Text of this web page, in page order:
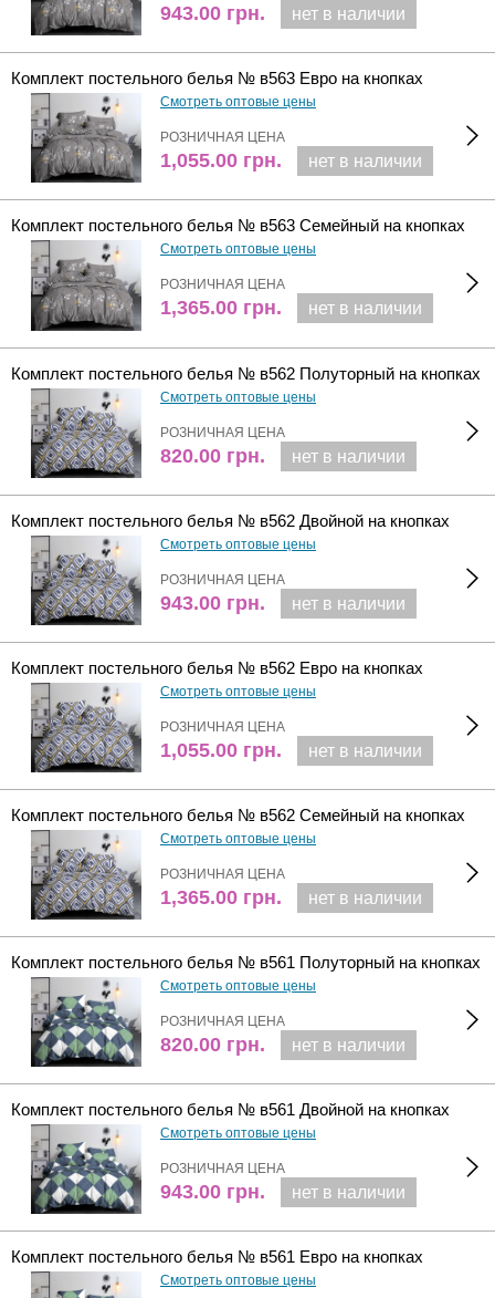
943.00 грн. нет в наличии
Комплект постельного белья № в563 Евро на кнопках
Смотреть оптовые цены
РОЗНИЧНАЯ ЦЕНА
1,055.00 грн. нет в наличии
Комплект постельного белья № в563 Семейный на кнопках
Смотреть оптовые цены
РОЗНИЧНАЯ ЦЕНА
1,365.00 грн. нет в наличии
Комплект постельного белья № в562 Полуторный на кнопках
Смотреть оптовые цены
РОЗНИЧНАЯ ЦЕНА
820.00 грн. нет в наличии
Комплект постельного белья № в562 Двойной на кнопках
Смотреть оптовые цены
РОЗНИЧНАЯ ЦЕНА
943.00 грн. нет в наличии
Комплект постельного белья № в562 Евро на кнопках
Смотреть оптовые цены
РОЗНИЧНАЯ ЦЕНА
1,055.00 грн. нет в наличии
Комплект постельного белья № в562 Семейный на кнопках
Смотреть оптовые цены
РОЗНИЧНАЯ ЦЕНА
1,365.00 грн. нет в наличии
Комплект постельного белья № в561 Полуторный на кнопках
Смотреть оптовые цены
РОЗНИЧНАЯ ЦЕНА
820.00 грн. нет в наличии
Комплект постельного белья № в561 Двойной на кнопках
Смотреть оптовые цены
РОЗНИЧНАЯ ЦЕНА
943.00 грн. нет в наличии
Комплект постельного белья № в561 Евро на кнопках
Смотреть оптовые цены